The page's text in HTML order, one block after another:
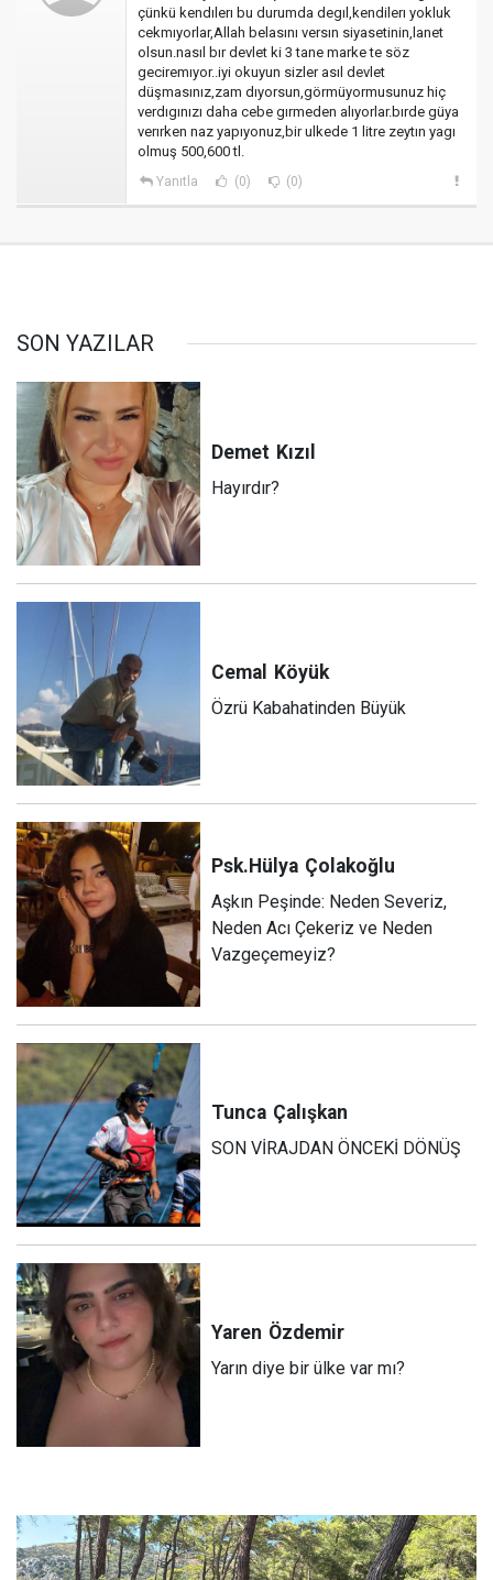
çünkü kendılerı bu durumda degıl,kendilerı yokluk
cekmıyorlar,Allah belasını versın siyasetinin,lanet
olsun.nasıl bır devlet ki 3 tane marke te söz
geciremıyor..iyi okuyun sizler asıl devlet
düşmasınız,zam dıyorsun,görmüyormusunuz hiç
verdıgınızı daha cebe gırmeden alıyorlar.bırde güya
verırken naz yapıyonuz,bir ulkede 1 litre zeytın yagı
olmuş 500,600 tl.
Yanıtla (0) (0)
SON YAZILAR
Demet Kızıl
Hayırdır?
Cemal Köyük
Özrü Kabahatinden Büyük
Psk.Hülya Çolakoğlu
Aşkın Peşinde: Neden Severiz,
Neden Acı Çekeriz ve Neden
Vazgeçemeyiz?
Tunca Çalışkan
SON VİRAJDAN ÖNCEKİ DÖNÜŞ
Yaren Özdemir
Yarın diye bir ülke var mı?